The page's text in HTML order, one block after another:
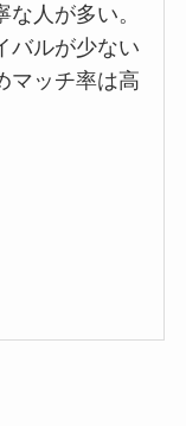
な人が多い。
バルが少ない
マッチ率は高